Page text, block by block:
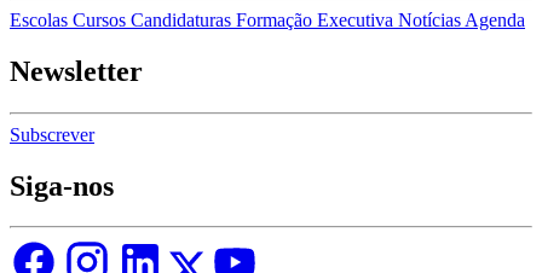
Escolas Cursos Candidaturas Formação Executiva Notícias Agenda
Newsletter
Subscrever
Siga-nos